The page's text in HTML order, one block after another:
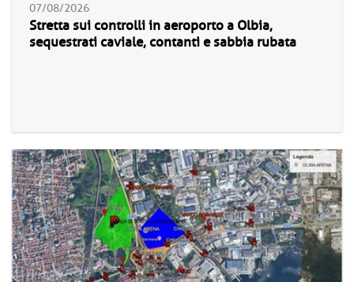
07/08/2026
Stretta sui controlli in aeroporto a Olbia,
sequestrati caviale, contanti e sabbia rubata